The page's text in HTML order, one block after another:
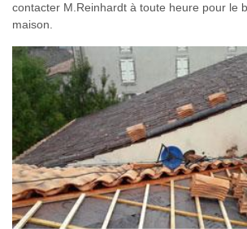
contacter M.Reinhardt à toute heure pour le
maison.